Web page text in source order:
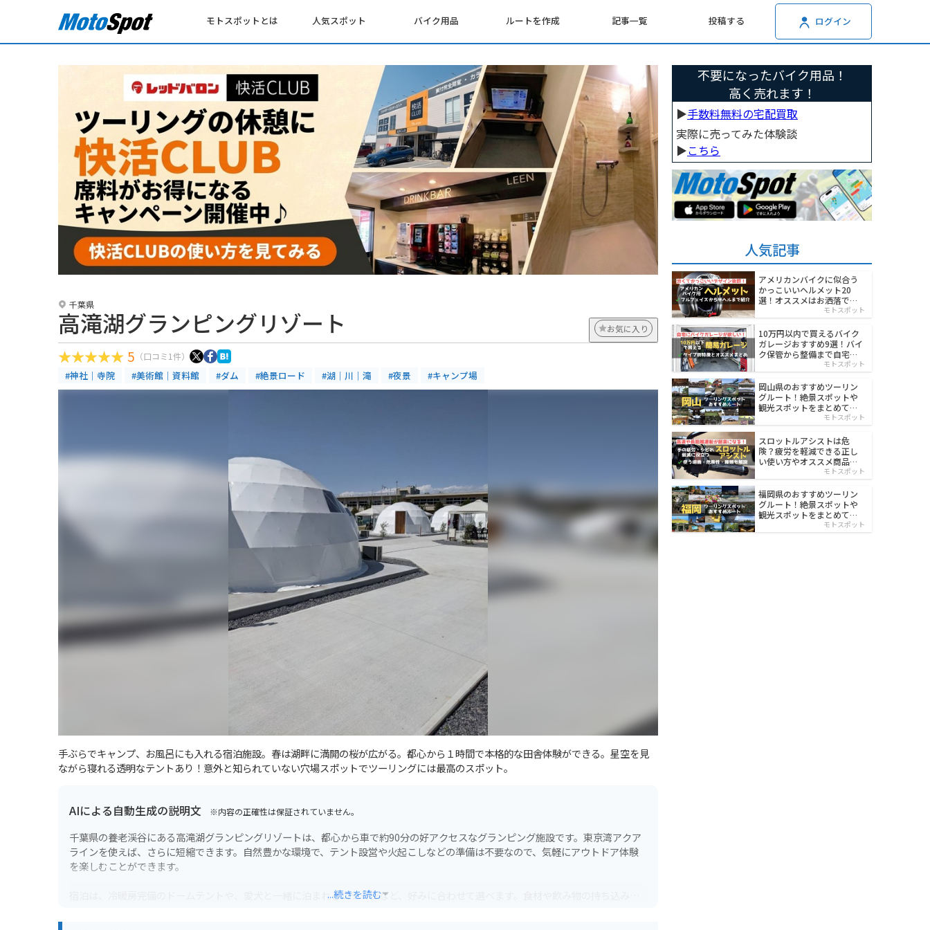
モトスポットとは 人気スポット バイク用品 ルートを作成 記事一覧 投稿する ログイン
千葉県
高滝湖グランピングリゾート お気に入り
5 （口コミ1件）
#神社｜寺院 #美術館｜資料館 #ダム #絶景ロード #湖｜川｜滝 #夜景 #キャンプ場
手ぶらでキャンプ、お風呂にも入れる宿泊施設。春は湖畔に満開の桜が広がる。都心から１時間で本格的な田舎体験ができる。星空を見
ながら寝れる透明なテントあり！意外と知られていない穴場スポットでツーリングには最高のスポット。
AIによる自動生成の説明文 ※内容の正確性は保証されていません。
千葉県の養老渓谷にある高滝湖グランピングリゾートは、都心から車で約90分の好アクセスなグランピング施設です。東京湾アクア
ラインを使えば、さらに短縮できます。自然豊かな環境で、テント設営や火起こしなどの準備は不要なので、気軽にアウトドア体験
を楽しむことができます。
宿泊は、冷暖房完備のドームテントや、愛犬と一緒に泊まれるコテージなど、好みに合わせて選べます。食材や飲み物の持ち込みは
...続きを読む
不要になったバイク用品！
高く売れます！
▶︎手数料無料の宅配買取
実際に売ってみた体験談
▶︎こちら
人気記事
アメリカンバイクに似合う
かっこいいヘルメット20
選！オススメはお洒落でワ
モトスポット
10万円以内で買えるバイク
ガレージおすすめ9選！バイ
ク保管から整備まで自宅で
モトスポット
岡山県のおすすめツーリン
グルート！絶景スポットや
観光スポットをまとめて紹
モトスポット
スロットルアシストは危
険？疲労を軽減できる正し
い使い方やオススメ商品を
モトスポット
福岡県のおすすめツーリン
グルート！絶景スポットや
観光スポットをまとめて紹
モトスポット